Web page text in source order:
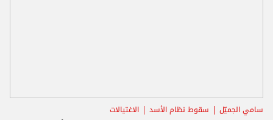
سامي الجميّل سقوط نظام الأسد الاغتيالات